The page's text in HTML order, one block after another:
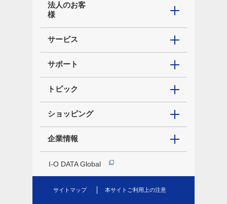
法人のお客
様
サービス
サポート
トピック
ショッピング
企業情報
I-O DATA Global
サイトマップ 本サイトご利用上の注意